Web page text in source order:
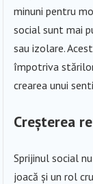
minuni pentru
social sunt mai
sau izolare.
împotriva
crearea unui
Creșterea
Sprijinul social
joacă și un rol